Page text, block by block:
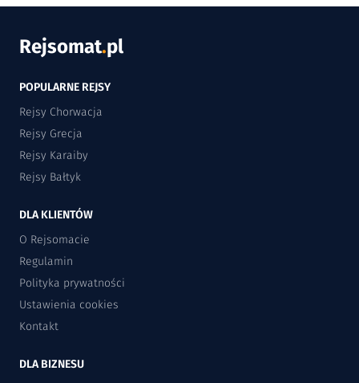
Rejsomat.pl
POPULARNE REJSY
Rejsy Chorwacja
Rejsy Grecja
Rejsy Karaiby
Rejsy Bałtyk
DLA KLIENTÓW
O Rejsomacie
Regulamin
Polityka prywatności
Ustawienia cookies
Kontakt
DLA BIZNESU